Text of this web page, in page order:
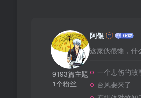
9193篇主题
1个粉丝
阿银
这家伙很懒，什
一个悲伤的故
台风要来了